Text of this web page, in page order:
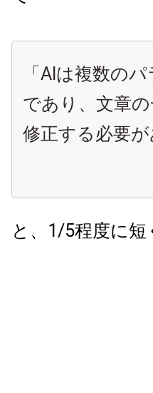
「AIは複数の
であり、文章
修正する必要が
と、1/5程度に短